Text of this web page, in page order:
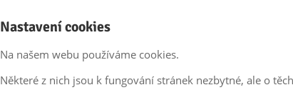
Nastavení cookies
Na našem webu používáme cookies.
Některé z nich jsou k fungování stránek nezbytné, ale o